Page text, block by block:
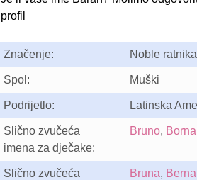
profil
Značenje: Noble
Spol: Muški
Podrijetlo: Latinska
Slično zvučeća
imena za dječake:
Bruno, Borna
Slično zvučeća
Bruna, Berna